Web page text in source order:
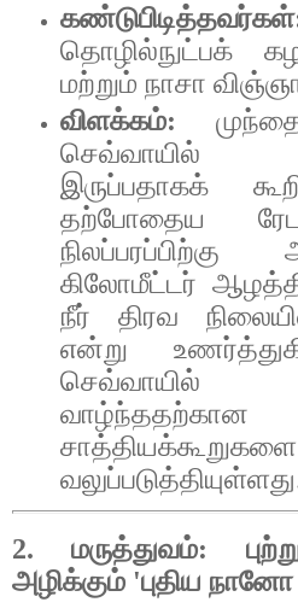
கண்டுபிடித்தவர்கள்
தொழில்நுட்பக்
மற்றும் நாசா
விளக்கம்:
செவ்வாயில்
இருப்பதாகக்
தற்போதைய
நிலப்பரப்பிற்கு
கிலோமீட்டர்
நீர்
திரவ
என்று
செவ்வாயில்
வாழ்ந்ததற்கான
சாத்தியக்கூறுகளை
வலுப்படுத்தியுள்ளது
2.மருத்துவம்:
அழிக்கும் 'புதிய நானோ